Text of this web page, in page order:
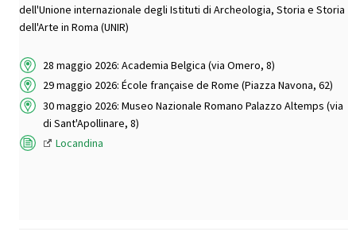
dell'Unione internazionale degli Istituti di Archeologia, Storia e Storia
dell'Arte in Roma (UNIR)
28 maggio 2026: Academia Belgica (via Omero, 8)
29 maggio 2026: École française de Rome (Piazza Navona, 62)
30 maggio 2026: Museo Nazionale Romano Palazzo Altemps (via
di Sant'Apollinare, 8)
Locandina